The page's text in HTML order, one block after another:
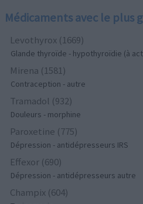
Médicaments avec le plus
Levothyrox (1669)
Glande thyroïde - hypothyroïdie (à
Mirena (1581)
Contraception - autre
Tramadol (932)
Douleurs - morphine
Paroxetine (775)
Dépression - antidépresseurs IRS
Effexor (690)
Dépression - antidépresseurs autre
Champix (604)